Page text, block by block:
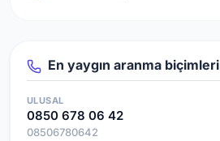
En yaygın aranma biçimleri
ULUSAL
0850 678 06 42
08506780642